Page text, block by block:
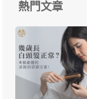
熱門文章